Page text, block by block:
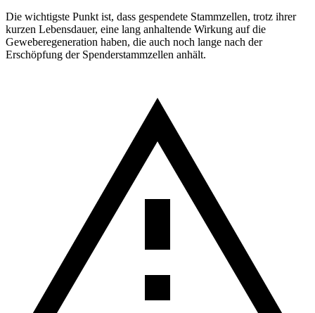
Die wichtigste Punkt ist, dass gespendete Stammzellen, trotz ihrer
kurzen Lebensdauer, eine lang anhaltende Wirkung auf die
Geweberegeneration haben, die auch noch lange nach der
Erschöpfung der Spenderstammzellen anhält.